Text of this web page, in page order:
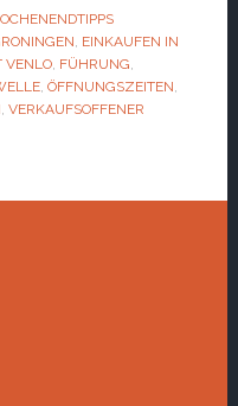
, EINKAUFEN IN
VENLO, FÜHRUNG,
, ÖFFNUNGSZEITEN,
, VERKAUFSOFFENER